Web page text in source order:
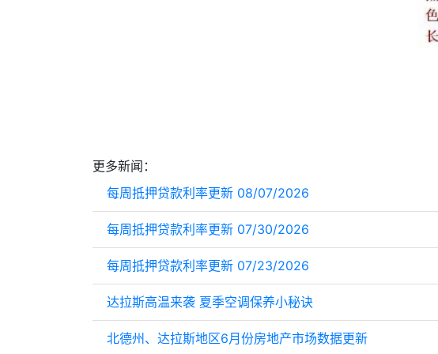
更多新闻：
每周抵押贷款利率更新 08/07/2026
每周抵押贷款利率更新 07/30/2026
每周抵押贷款利率更新 07/23/2026
达拉斯高温来袭 夏季空调保养小秘诀
北德州、达拉斯地区6月份房地产市场数据更新